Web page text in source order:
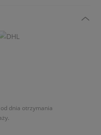
dnia otrzymania